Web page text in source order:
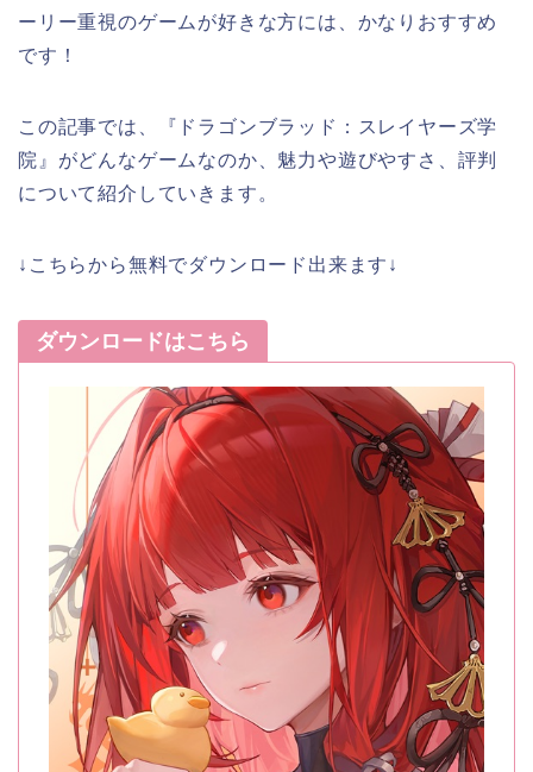
ーリー重視のゲームが好きな方には、かなりおすすめ
です！
この記事では、『ドラゴンブラッド：スレイヤーズ学
院』がどんなゲームなのか、魅力や遊びやすさ、評判
について紹介していきます。
↓こちらから無料でダウンロード出来ます↓
ダウンロードはこちら